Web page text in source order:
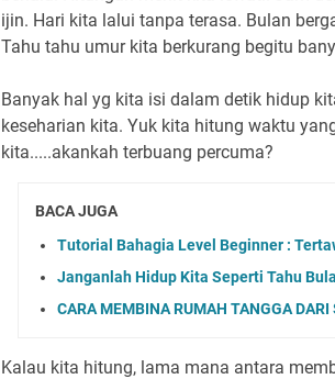
ijin. Hari kita lalui tanpa terasa. Bulan
Tahu tahu umur kita berkurang begitu
Banyak hal yg kita isi dalam detik hidup
keseharian kita. Yuk kita hitung waktu
kita.....akankah terbuang percuma?
BACA JUGA
Tutorial Bahagia Level Beginner :
Janganlah Hidup Kita Seperti Tahu
CARA MEMBINA RUMAH TANGGA
Kalau kita hitung, lama mana antara